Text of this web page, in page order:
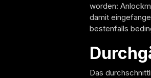
worden:
damit
bestenfalls
Das